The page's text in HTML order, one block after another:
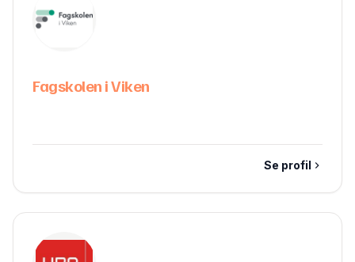
Fagskolen i Viken
Se profil